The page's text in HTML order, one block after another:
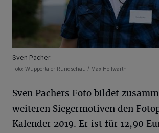
Sven Pacher.
Foto: Wuppertaler Rundschau / Max Höllwarth
Sven Pachers Foto bildet
weiteren Siegermotiven den
Kalender 2019. Er ist für 12,90